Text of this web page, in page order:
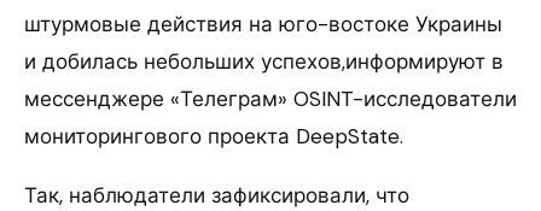
штурмовые действия на юго-востоке Украины
и добилась небольших успехов,информируют в
мессенджере «Телеграм» OSINT-исследователи
мониторингового проекта DeepState.
Так, наблюдатели зафиксировали, что